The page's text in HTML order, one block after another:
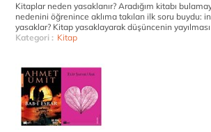
Kitaplar neden yasaklanır? Aradığım kitabı
nedenini öğrenince aklıma takılan ilk soru buydu:
yasaklar? Kitap yasaklayarak düşüncenin
Kategori : Kitap